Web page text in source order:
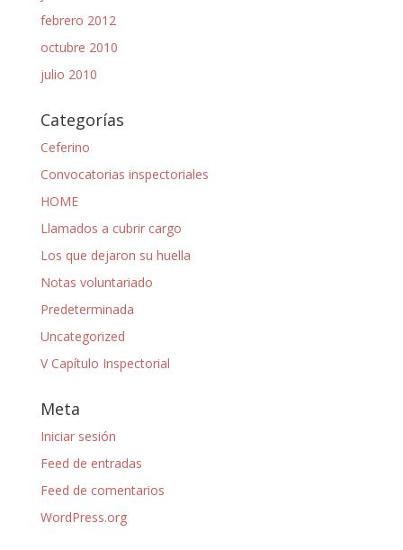
febrero 2012
octubre 2010
julio 2010
Categorías
Ceferino
Convocatorias inspectoriales
HOME
Llamados a cubrir cargo
Los que dejaron su huella
Notas voluntariado
Predeterminada
Uncategorized
V Capítulo Inspectorial
Meta
Iniciar sesión
Feed de entradas
Feed de comentarios
WordPress.org